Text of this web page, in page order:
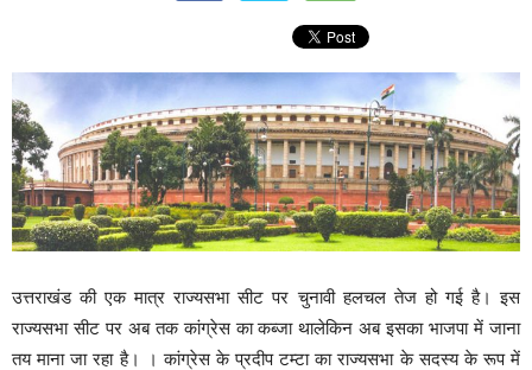
उत्तराखंड की एक मात्र राज्यसभा सीट पर चुनावी हलचल तेज हो गई है। इस
राज्यसभा सीट पर अब तक कांग्रेस का कब्जा थालेकिन अब इसका भाजपा में जाना
तय माना जा रहा है। । कांग्रेस के प्रदीप टम्टा का राज्यसभा के सदस्य के रूप में